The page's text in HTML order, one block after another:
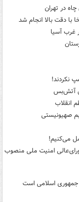
دقت بالا انجام شد
غرب آسیا
نکردند!
آتش‌بس
انقلاب
صهیونیستی
می‌کنیم!
امنیت ملی منصوب
جمهوری اسلامی است